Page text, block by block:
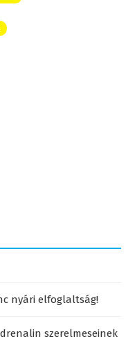
nyári elfoglaltság!
szerelmeseinek